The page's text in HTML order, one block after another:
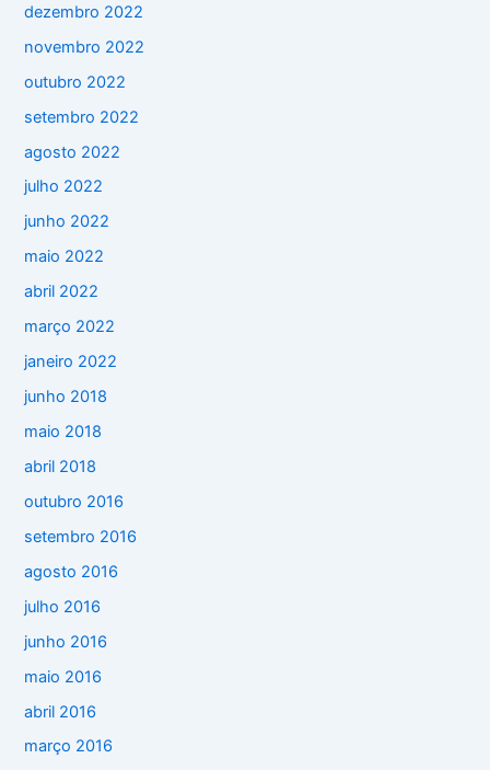
dezembro 2022
novembro 2022
outubro 2022
setembro 2022
agosto 2022
julho 2022
junho 2022
maio 2022
abril 2022
março 2022
janeiro 2022
junho 2018
maio 2018
abril 2018
outubro 2016
setembro 2016
agosto 2016
julho 2016
junho 2016
maio 2016
abril 2016
março 2016